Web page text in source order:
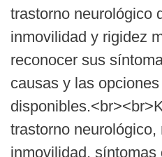
trastorno neurológico
inmovilidad y rigidez
reconocer sus
causas y las
trastorno neurológico,
inmovilidad, síntomas